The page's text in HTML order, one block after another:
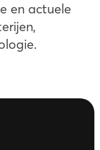
en actuele